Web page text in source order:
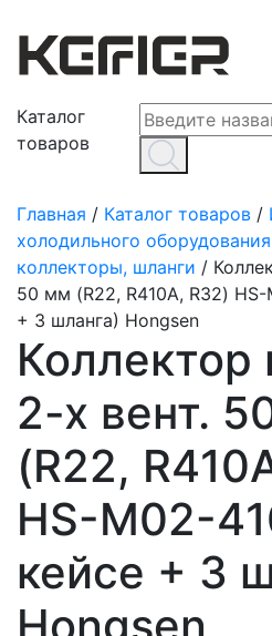
Каталог
товаров
Главная / Каталог товаров /
холодильного оборудования
коллекторы, шланги /
50 мм (R22, R410A, R32)
+ 3 шланга) Hongsen
2-х вент.
(R22,
HS-M02-
кейсе + 3
Hongsen